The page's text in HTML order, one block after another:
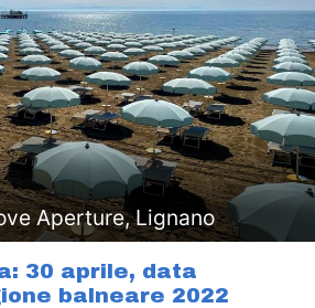
Aperture, Lignano
30 aprile, data
balneare 2022